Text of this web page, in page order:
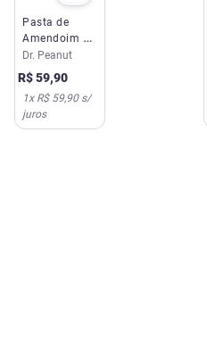
Pasta de
Amendoim Dr
Peanut Avelã
com Whey
Protein 600g
Dr. Peanut
R$59,90
1x R$ 59,90s/
juros